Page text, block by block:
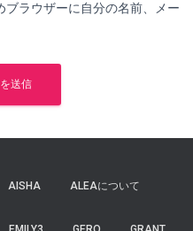
ラウザーに自分の名前、メー
AISHA ALEAについて